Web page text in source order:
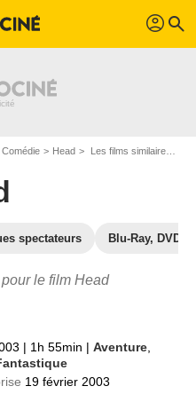
profil search
Comédie Head Les films similaires à "Head"
spectateurs Blu-Ray, DVD
le film Head
| 1h 55min | Aventure
19 février 2003